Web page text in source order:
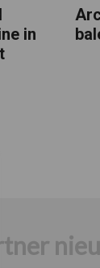
in